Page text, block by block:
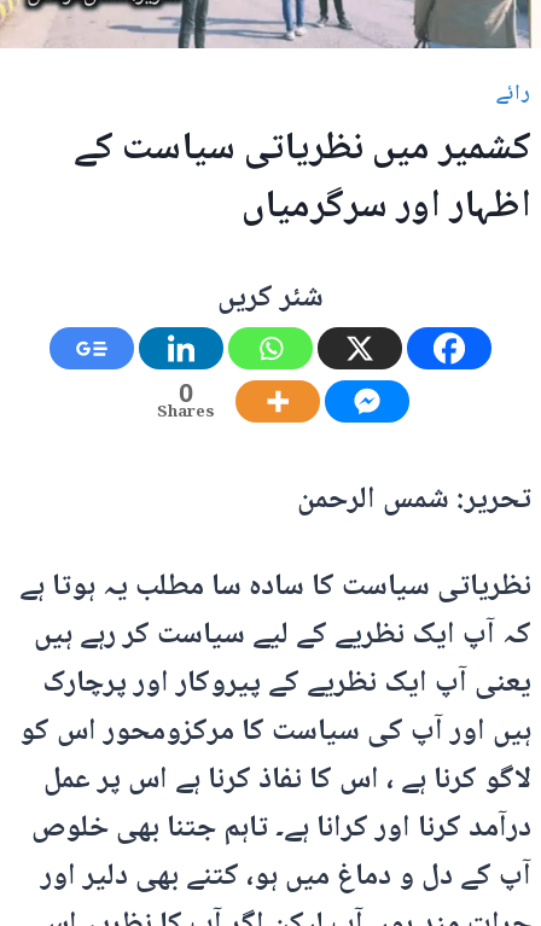
رائے
کشمیر میں نظریاتی سیاست کے
اظہار اور سرگرمیاں
شئر کریں
0
Shares
تحریر: شمس الرحمن
نظریاتی سیاست کا سادہ سا مطلب یہ ہوتا ہے
کہ آپ ایک نظریے کے لیے سیاست کر رہے ہیں
یعنی آپ ایک نظریے کے پیروکار اور پرچارک
ہیں اور آپ کی سیاست کا مرکزومحور اس کو
لاگو کرنا ہے ، اس کا نفاذ کرنا ہے اس پر عمل
درآمد کرنا اور کرانا ہے۔ تاہم جتنا بھی خلوص
آپ کے دل و دماغ میں ہو، کتنے بھی دلیر اور